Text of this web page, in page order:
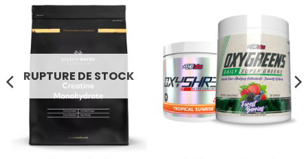
RUPTURE DE STOCK